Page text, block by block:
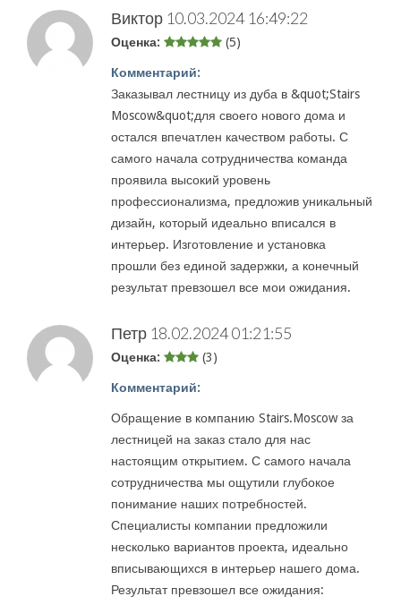
Виктор 10.03.2024 16:49:22
Оценка: (5)
Комментарий:
Заказывал лестницу из дуба в &quot;Stairs
Moscow&quot;для своего нового дома и
остался впечатлен качеством работы. С
самого начала сотрудничества команда
проявила высокий уровень
профессионализма, предложив уникальный
дизайн, который идеально вписался в
интерьер. Изготовление и установка
прошли без единой задержки, а конечный
результат превзошел все мои ожидания.
Петр 18.02.2024 01:21:55
Оценка: (3)
Комментарий:
Обращение в компанию Stairs.Moscow за
лестницей на заказ стало для нас
настоящим открытием. С самого начала
сотрудничества мы ощутили глубокое
понимание наших потребностей.
Специалисты компании предложили
несколько вариантов проекта, идеально
вписывающихся в интерьер нашего дома.
Результат превзошел все ожидания: